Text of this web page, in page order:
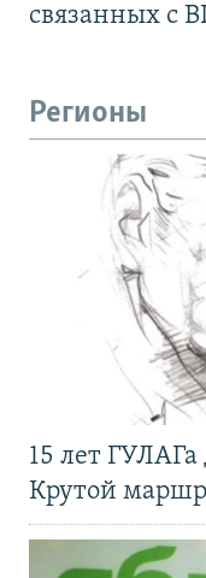
связанных с
Регионы
15 лет
Крутой